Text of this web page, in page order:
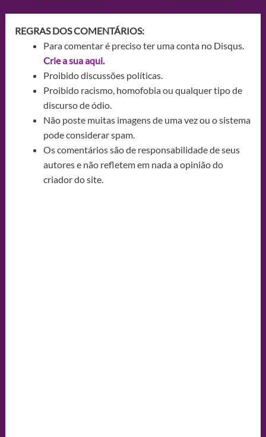
REGRAS DOS COMENTÁRIOS:
Para comentar é preciso ter uma conta no Disqus.
Crie a sua aqui.
Proibido discussões políticas.
Proibido racismo, homofobia ou qualquer tipo de
discurso de ódio.
Não poste muitas imagens de uma vez ou o sistema
pode considerar spam.
Os comentários são de responsabilidade de seus
autores e não refletem em nada a opinião do
criador do site.